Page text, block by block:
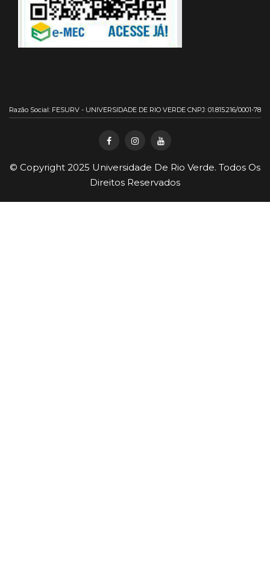
Razão Social: FESURV - UNIVERSIDADE DE RIO VERDE CNPJ: 01.815.216/0001-78
© Copyright 2025 Universidade De Rio Verde. Todos Os
Direitos Reservados